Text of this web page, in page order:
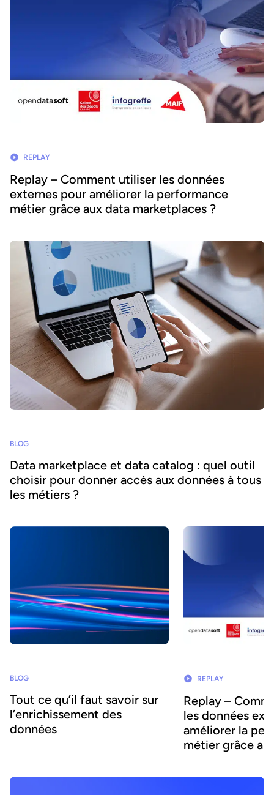
REPLAY
Replay – Comment utiliser les données
externes pour améliorer la performance
métier grâce aux data marketplaces ?
BLOG
Data marketplace et data catalog : quel outil
choisir pour donner accès aux données à tous
les métiers ?
BLOG
Tout ce qu’il faut savoir sur
l’enrichissement des
données
REPLAY
Replay – Comment utiliser
les données
améliorer la
métier grâce